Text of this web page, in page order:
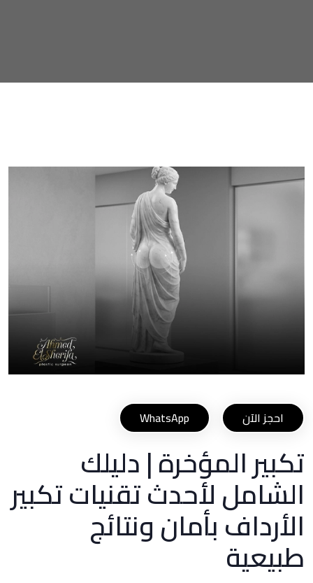
احجز الآن WhatsApp
تكبير المؤخرة | دليلك
الشامل لأحدث تقنيات تكبير
الأرداف بأمان ونتائج
طبيعية